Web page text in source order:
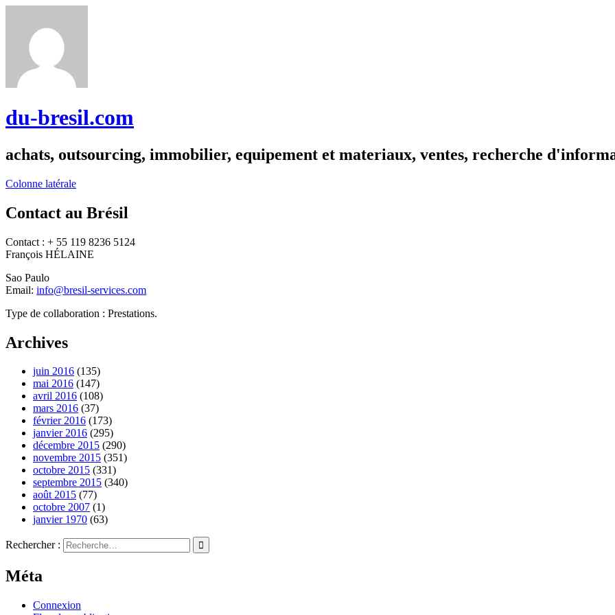
du-bresil.com
achats, outsourcing, immobilier, equipement et materiaux, ventes, recherche
Colonne latérale
Contact au Brésil
Contact : + 55 119 8236 5124
François HÉLAINE
Sao Paulo
Email: info@bresil-services.com
Type de collaboration : Prestations.
Archives
juin 2016 (135)
mai 2016 (147)
avril 2016 (108)
mars 2016 (37)
février 2016 (173)
janvier 2016 (295)
décembre 2015 (290)
novembre 2015 (351)
octobre 2015 (331)
septembre 2015 (340)
août 2015 (77)
octobre 2007 (1)
janvier 1970 (63)
Rechercher :
Méta
Connexion